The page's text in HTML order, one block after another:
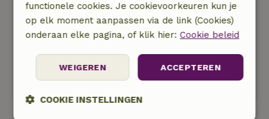
Gratis annuleren
Er wordt je nog niets in rekening gebracht
functionele cookies. Je cookievoorkeuren kun je
op elk moment aanpassen via de link (Cookies)
onderaan elke pagina, of klik hier: Cookie beleid
ACCEPTEREN
WEIGEREN
COOKIE INSTELLINGEN